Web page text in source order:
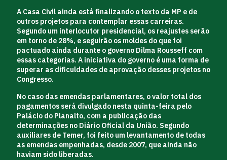
A Casa Civil ainda está finalizando o texto da MP e de
outros projetos para contemplar essas carreiras.
Segundo um interlocutor presidencial, os reajustes serão
em torno de 28%, e seguirão os moldes do que foi
pactuado ainda durante o governo Dilma Rousseff com
essas categorias. A iniciativa do governo é uma forma de
superar as dificuldades de aprovação desses projetos no
Congresso.
No caso das emendas parlamentares, o valor total dos
pagamentos será divulgado nesta quinta-feira pelo
Palácio do Planalto, com a publicação das
determinações no Diário Oficial da União. Segundo
auxiliares de Temer, foi feito um levantamento de todas
as emendas empenhadas, desde 2007, que ainda não
haviam sido liberadas.